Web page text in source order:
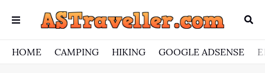
HOME CAMPING HIKING GOOGLE ADSENSE